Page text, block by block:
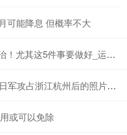
可能降息 但概率不大
5件事要做好_运动_治疗_疾病
浙江杭州后的照片，令人泪目
或可以免除